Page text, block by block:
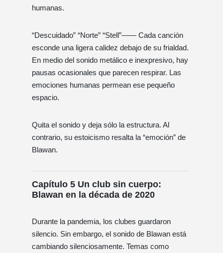
humanas.
“Descuidado” “Norte” “Stell”―― Cada canción
esconde una ligera calidez debajo de su frialdad.
En medio del sonido metálico e inexpresivo, hay
pausas ocasionales que parecen respirar. Las
emociones humanas permean ese pequeño
espacio.
Quita el sonido y deja sólo la estructura. Al
contrario, su estoicismo resalta la “emoción” de
Blawan.
Capítulo 5 Un club sin cuerpo:
Blawan en la década de 2020
Durante la pandemia, los clubes guardaron
silencio. Sin embargo, el sonido de Blawan está
cambiando silenciosamente. Temas como